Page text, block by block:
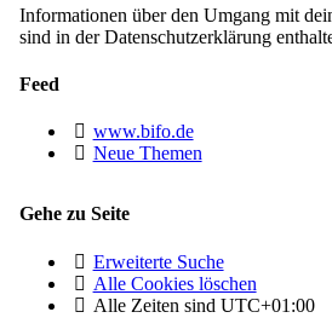
Informationen über den Umgang mit
sind in der Datenschutzerklärung
Feed
www.bifo.de
Neue Themen
Gehe zu Seite
Erweiterte Suche
Alle Cookies löschen
Alle Zeiten sind UTC+01:00